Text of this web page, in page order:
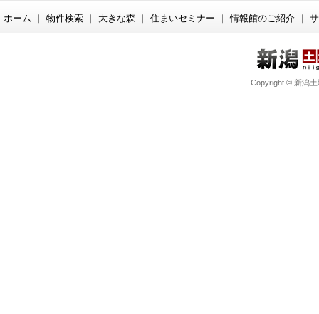
ホーム ｜ 物件検索 ｜ 大きな森 ｜ 住まいセミナー ｜情報館のご紹介 ｜
Copyright © 新潟